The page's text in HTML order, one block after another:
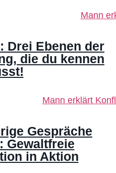
Drei Ebenen der
die du kennen
Gespräche
Gewaltfreie
in Aktion